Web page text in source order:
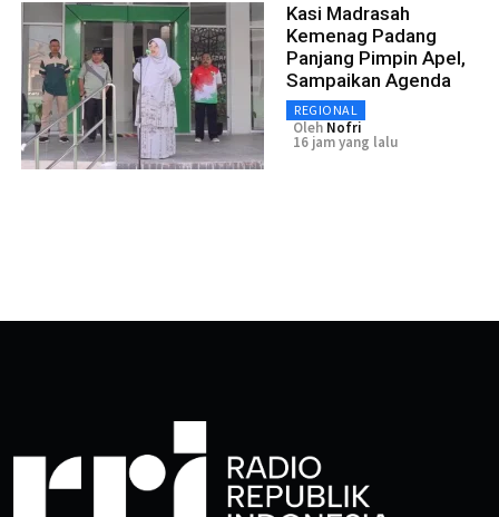
Kasi Madrasah
Kemenag Padang
Panjang Pimpin Apel,
Sampaikan Agenda
REGIONAL
Oleh Nofri
16 jam yang lalu